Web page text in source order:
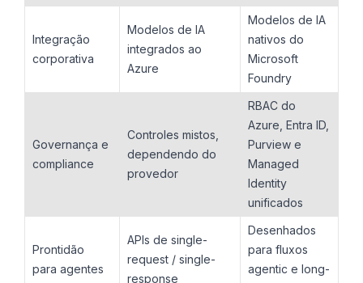
Integração
corporativa
Modelos de IA
integrados ao
Azure
Modelos de IA
nativos do
Microsoft
Foundry
Governança e
compliance
Controles mistos,
dependendo do
provedor
RBAC do
Azure, Entra ID,
Purview e
Managed
Identity
unificados
Prontidão
para agentes
APIs de single-
request / single-
response
Desenhados
para fluxos
agentic e long-